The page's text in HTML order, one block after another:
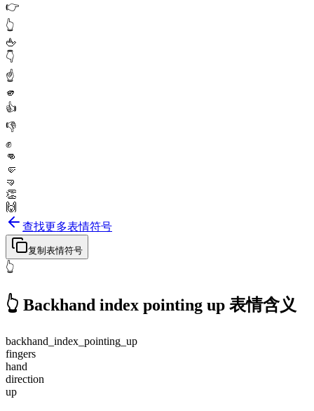
👉
👆
🖕
👇
☝️
🫵
👍
👎
✊
👊
🤛
🤜
👏
🙌
查找更多表情符号
复制表情符号
👆
👆 Backhand index pointing up 表情含义
backhand_index_pointing_up
fingers
hand
direction
up